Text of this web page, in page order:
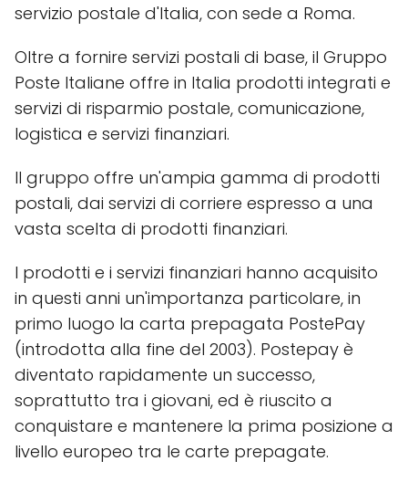
servizio postale d'Italia, con sede a Roma.
Oltre a fornire servizi postali di base, il Gruppo
Poste Italiane offre in Italia prodotti integrati e
servizi di risparmio postale, comunicazione,
logistica e servizi finanziari.
Il gruppo offre un'ampia gamma di prodotti
postali, dai servizi di corriere espresso a una
vasta scelta di prodotti finanziari.
I prodotti e i servizi finanziari hanno acquisito
in questi anni un'importanza particolare, in
primo luogo la carta prepagata PostePay
(introdotta alla fine del 2003). Postepay è
diventato rapidamente un successo,
soprattutto tra i giovani, ed è riuscito a
conquistare e mantenere la prima posizione a
livello europeo tra le carte prepagate.